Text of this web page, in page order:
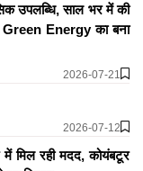
उपलब्धि, साल भर में की
Green Energy का बना
2026-07-21
2026-07-12
में मिल रही मदद, कोयंबटूर